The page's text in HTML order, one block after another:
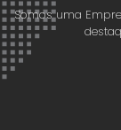
Somos uma